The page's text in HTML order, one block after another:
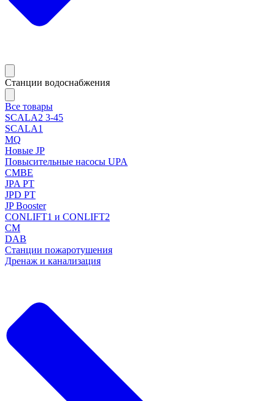
Станции водоснабжения
Все товары
SCALA2 3-45
SCALA1
MQ
Новые JP
Повысительные насосы UPA
CMBE
JPA PT
JPD PT
JP Booster
CONLIFT1 и CONLIFT2
CM
DAB
Станции пожаротушения
Дренаж и канализация